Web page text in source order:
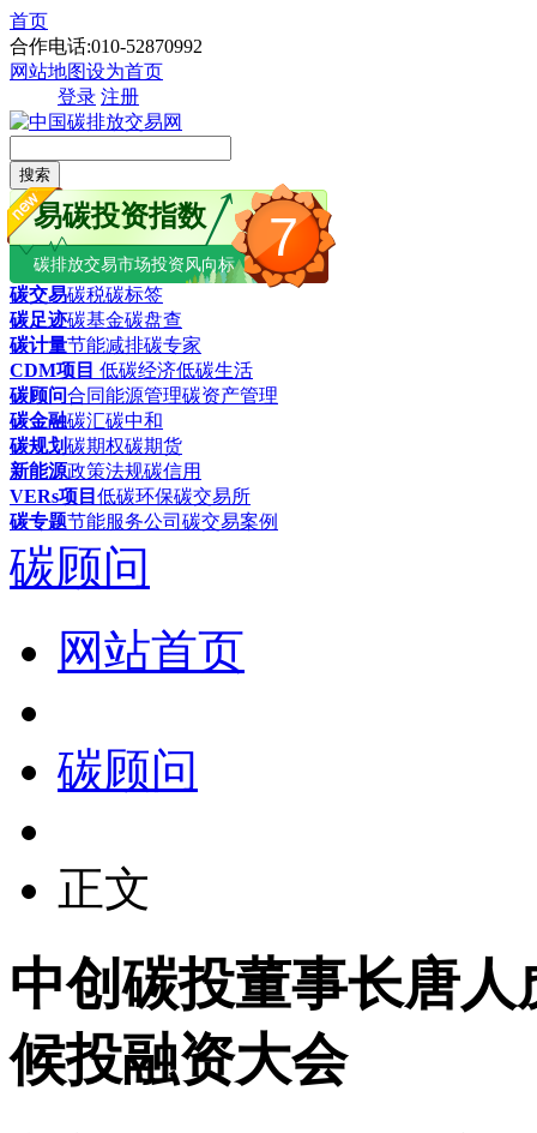
首页
合作电话:010-52870992
网站地图设为首页
登录 注册
搜索
7
易碳投资指数
碳排放交易市场投资风向标
碳交易碳税碳标签
碳足迹碳基金碳盘查
碳计量节能减排碳专家
CDM项目 低碳经济低碳生活
碳顾问合同能源管理碳资产管理
碳金融碳汇碳中和
碳规划碳期权碳期货
新能源政策法规碳信用
VERs项目 低碳环保碳交易所
碳专题节能服务公司 碳交易案例
碳顾问
网站首页
碳顾问
正文
中创碳投董事长唐
候投融资大会